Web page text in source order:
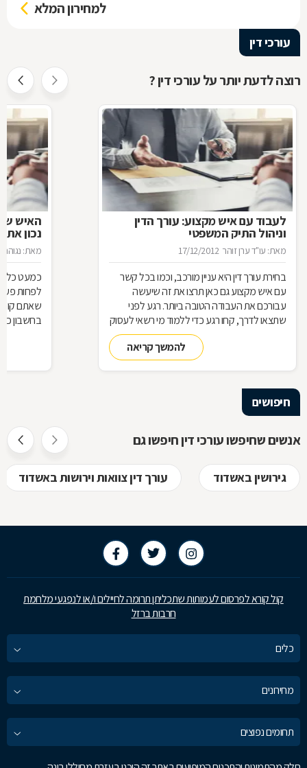
למחירון המלא
עורכי דין
רוצה לדעת יותר על עורכי דין ?
לעבוד עם איש מקצוע: עורך הדין
וניהול התיק המשפטי
מאת: עו"ד ערן זוהר 17/12/2012
בחירת עורך דין היא עניין מורכב, וכמו בכל קשר
עם איש מקצוע גם כאן תרצו את זה שיעשה
עבורכם את העבודה הטובה ביותר. רגע לפני
שתצאו לדרך, קחו רגע כדי ללמוד מי רשאי לעסוק
בעריכת דין ומה הידע הבסיסי הנדרש כדי לטפל
להמשך קריאה
האיש
נכון את
מאת: נגוהה
כמעט כל
לפחות
שאתם
בחשבון
חיפושים
אנשים שחיפשו עורכי דין חיפשו גם
גירושין באשדוד עורך דין צוואות וירושות באשדוד
קול קורא לפרסום לעמותות שתכליתן תרומה לחיילים ו/או לנפגעי מלחמת
חרבות ברזל
כלים
מחירונים
תחומים נפוצים